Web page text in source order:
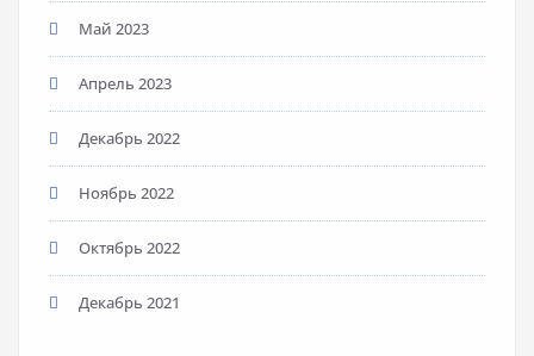
Май 2023
Апрель 2023
Декабрь 2022
Ноябрь 2022
Октябрь 2022
Декабрь 2021